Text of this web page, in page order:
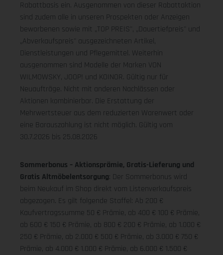
Rabattbasis ein. Ausgenommen von dieser Rabattaktion
sind zudem alle in unseren Prospekten oder Anzeigen
beworbenen sowie mit „TOP PREIS", „Dauertiefpreis" und
„Abverkaufspreis" ausgezeichneten Artikel,
Dienstleistungen und Pflegemittel. Weiterhin
ausgenommen sind Modelle der Marken VON
WILMOWSKY, JOOP! und KOINOR. Gültig nur für
Neuaufträge. Nicht mit anderen Nachlässen oder
Aktionen kombinierbar. Die Erstattung der
Mehrwertsteuer aus dem reduzierten Warenwert oder
eine Barauszahlung ist nicht möglich. Gültig vom
30.7.2026 bis 25.08.2026
Sommerbonus – Aktionsprämie, Gratis-Lieferung und
Gratis Altmöbelentsorgung: Der Sommerbonus wird
beim Neukauf im Shop direkt vom Listenverkaufspreis
abgezogen. Es gilt folgende Staffel: Ab 200 €
Kaufvertragssumme 50 € Prämie, ab 400 € 100 € Prämie,
ab 600 € 150 € Prämie, ab 800 € 200 € Prämie, ab 1.000 €
250 € Prämie, ab 2.000 € 500 € Prämie, ab 3.000 € 750 €
Prämie, ab 4.000 € 1.000 € Prämie, ab 6.000 € 1.500 €